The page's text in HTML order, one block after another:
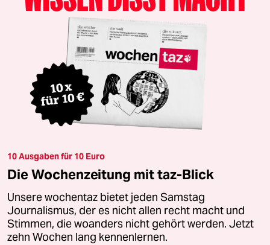
10 Ausgaben für 10 Euro
Die Wochenzeitung mit taz-Blick
Unsere wochentaz bietet jeden Samstag
Journalismus, der es nicht allen recht macht und
Stimmen, die woanders nicht gehört werden. Jetzt
zehn Wochen lang kennenlernen.